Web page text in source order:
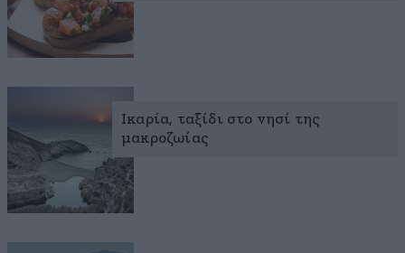
Ικαρία, ταξίδι στο νησί της
μακροζωίας